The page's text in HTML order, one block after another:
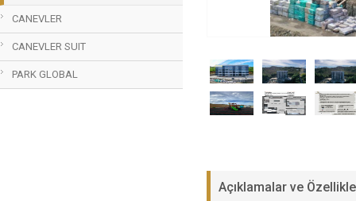
CANEVLER
CANEVLER SUIT
PARK GLOBAL
Açıklamalar ve